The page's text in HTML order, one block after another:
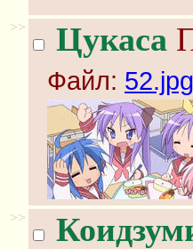
>> Цукаса
Файл: 52.jpg
>>